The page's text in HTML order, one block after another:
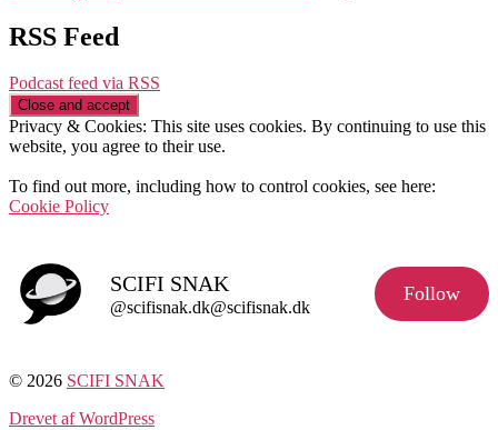
RSS Feed
Podcast feed via RSS
Privacy & Cookies: This site uses cookies. By continuing to use this
website, you agree to their use.
To find out more, including how to control cookies, see here:
Cookie Policy
SCIFI SNAK
@scifisnak.dk@scifisnak.dk
Follow
© 2026 SCIFI SNAK
Drevet af WordPress